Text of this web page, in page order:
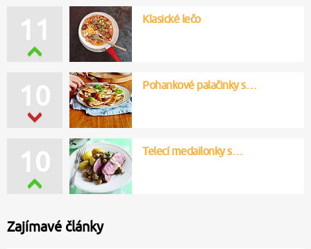
11 Klasické lečo
10 Pohankové palačinky s…
10 Telecí medailonky s…
Zajímavé články